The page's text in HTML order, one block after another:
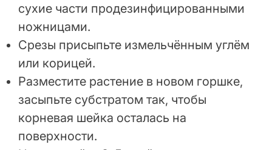
сухие части продезинфицированными
ножницами.
Срезы присыпьте измельчённым углём
или корицей.
Разместите растение в новом горшке,
засыпьте субстратом так, чтобы
корневая шейка осталась на
поверхности.